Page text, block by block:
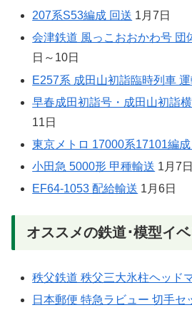
207系S53編成 回送 1月7日
会津鉄道 風っこおおかわ号 団
日～10日
E257系 成田山初詣臨時列車
早春成田初詣号・成田山初詣
11日
東京メトロ 17000系17101編
小田急 5000形 甲種輸送 1月7
EF64-1053 配給輸送 1月6日
オススメの鉄道･模型イベ
秩父鉄道 秩父三大氷柱ヘッド
日本郵便 特急ラビュー 切手セ